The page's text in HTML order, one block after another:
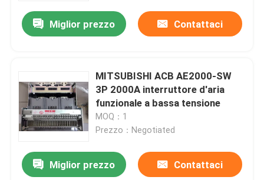
Miglior prezzo Contattaci
MITSUBISHI ACB AE2000-SW
3P 2000A interruttore d'aria
funzionale a bassa tensione
MOQ：1
Prezzo：Negotiated
Miglior prezzo Contattaci